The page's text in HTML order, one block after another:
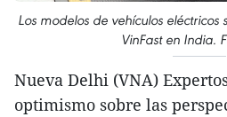
Los modelos de vehículos
VinFast en India.
Nueva Delhi (VNA)
optimismo sobre las